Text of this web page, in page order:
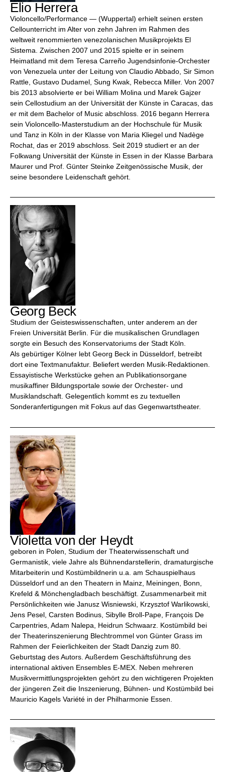
Elio Herrera
Violoncello/Performance — (Wuppertal) erhielt seinen ersten
Cellounterricht im Alter von zehn Jahren im Rahmen des
weltweit renommierten venezolanischen Musikprojekts El
Sistema. Zwischen 2007 und 2015 spielte er in seinem
Heimatland mit dem Teresa Carreño Jugendsinfonie-Orchester
von Venezuela unter der Leitung von Claudio Abbado, Sir Simon
Rattle, Gustavo Dudamel, Sung Kwak, Rebecca Miller. Von 2007
bis 2013 absolvierte er bei William Molina und Marek Gajzer
sein Cellostudium an der Universität der Künste in Caracas, das
er mit dem Bachelor of Music abschloss. 2016 begann Herrera
sein Violoncello-Masterstudium an der Hochschule für Musik
und Tanz in Köln in der Klasse von Maria Kliegel und Nadège
Rochat, das er 2019 abschloss. Seit 2019 studiert er an der
Folkwang Universität der Künste in Essen in der Klasse Barbara
Maurer und Prof. Günter Steinke Zeitgenössische Musik, der
seine besondere Leidenschaft gehört.
Georg Beck
Studium der Geisteswissenschaften, unter anderem an der
Freien Universität Berlin. Für die musikalischen Grundlagen
sorgte ein Besuch des Konservatoriums der Stadt Köln.
Als gebürtiger Kölner lebt Georg Beck in Düsseldorf, betreibt
dort eine Textmanufaktur. Beliefert werden Musik-Redaktionen.
Essayistische Werkstücke gehen an Publikationsorgane
musikaffiner Bildungsportale sowie der Orchester- und
Musiklandschaft. Gelegentlich kommt es zu textuellen
Sonderanfertigungen mit Fokus auf das Gegenwartstheater.
Violetta von der Heydt
geboren in Polen, Studium der Theaterwissenschaft und
Germanistik, viele Jahre als Bühnendarstellerin, dramaturgische
Mitarbeiterin und Kostümbildnerin u.a. am Schauspielhaus
Düsseldorf und an den Theatern in Mainz, Meiningen, Bonn,
Krefeld & Mönchengladbach beschäftigt. Zusammenarbeit mit
Persönlichkeiten wie Janusz Wisniewski, Krzysztof Warlikowski,
Jens Pesel, Carsten Bodinus, Sibylle Broll-Pape, François De
Carpentries, Adam Nalepa, Heidrun Schwaarz. Kostümbild bei
der Theaterinszenierung Blechtrommel von Günter Grass im
Rahmen der Feierlichkeiten der Stadt Danzig zum 80.
Geburtstag des Autors. Außerdem Geschäftsführung des
international aktiven Ensembles E-MEX. Neben mehreren
Musikvermittlungsprojekten gehört zu den wichtigeren Projekten
der jüngeren Zeit die Inszenierung, Bühnen- und Kostümbild bei
Mauricio Kagels Variété in der Philharmonie Essen.